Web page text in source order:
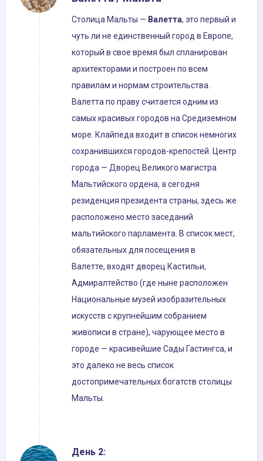
Столица Мальты — Валетта, это первый и
чуть ли не единственный город в Европе,
который в свое время был спланирован
архитекторами и построен по всем
правилам и нормам строительства.
Валетта по праву считается одним из
самых красивых городов на Средиземном
море. Клайпеда входит в список немногих
сохранившихся городов-крепостей. Центр
города — Дворец Великого магистра
Мальтийского ордена, а сегодня
резиденция президента страны, здесь же
расположено место заседаний
мальтийского парламента. В список мест,
обязательных для посещения в
Валетте, входят дворец Кастильи,
Адмиралтейство (где ныне расположен
Национальные музей изобразительных
искусств с крупнейшим собранием
живописи в стране), чарующее место в
городе — красивейшие Сады Гастингса, и
это далеко не весь список
достопримечательных богатств столицы
Мальты.
День 2: